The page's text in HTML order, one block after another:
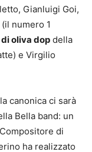
Gianluigi Goi,
numero 1
oliva dop della
e Virgilio
canonica ci sarà
Bella band: un
di
ha realizzato